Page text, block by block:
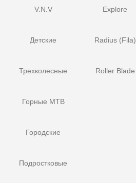
V.N.V
Детские
Трехколесные
Горные MTB
Городские
Подростковые
Explore
Radius (Fila)
Roller Blade